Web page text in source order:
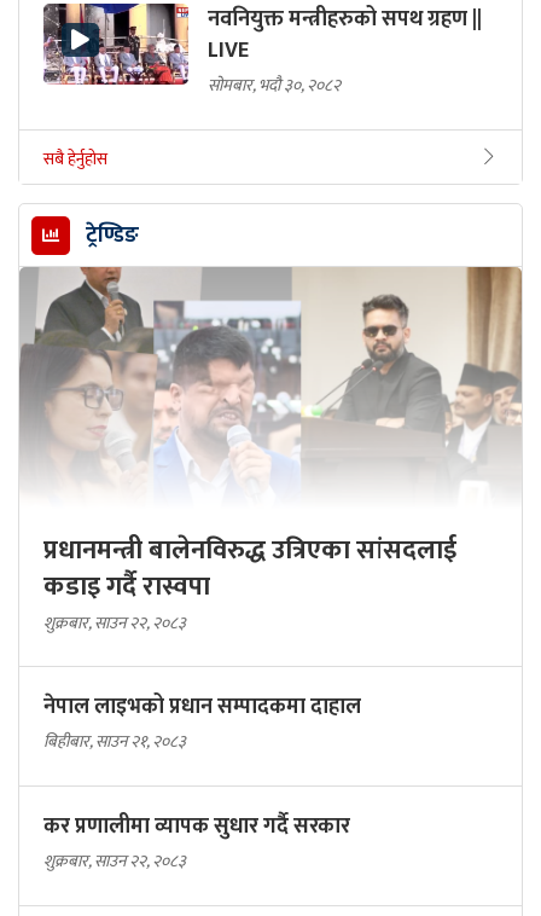
नवनियुक्त मन्त्रीहरुको सपथ ग्रहण ||
LIVE
सोमबार, भदौ ३०, २०८२
सबै हेर्नुहोस
ट्रेण्डिङ
प्रधानमन्त्री बालेनविरुद्ध उत्रिएका सांसदलाई
कडाइ गर्दै रास्वपा
शुक्रबार, साउन २२, २०८३
नेपाल लाइभको प्रधान सम्पादकमा दाहाल
बिहीबार, साउन २१, २०८३
कर प्रणालीमा व्यापक सुधार गर्दै सरकार
शुक्रबार, साउन २२, २०८३